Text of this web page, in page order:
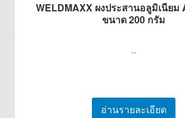
WELDMAXX ผงประสานอลูมิเนียม
ขนาด 200 กรัม
..
อ่านรายละเอียด